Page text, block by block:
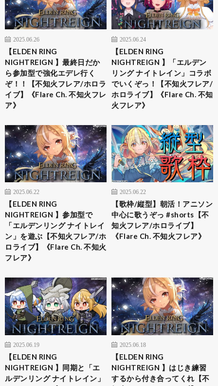
2025.06.26
【ELDEN RING
NIGHTREIGN 】最終日だか
ら参加型で強化エデレ行く
ぞ！！【不知火フレア/ホロラ
イブ】《Flare Ch. 不知火フレ
ア》
2025.06.24
【ELDEN RING
NIGHTREIGN 】「エルデン
リング ナイトレイン」コラボ
でいくぞっ！【不知火フレア/
ホロライブ】《Flare Ch. 不知
火フレア》
2025.06.22
【ELDEN RING
NIGHTREIGN 】参加型で
「エルデンリング ナイトレイ
ン」を遊ぶ【不知火フレア/ホ
ロライブ】《Flare Ch. 不知火
フレア》
2025.06.22
【歌枠/縦型】朝活！アニソン
中心に歌うぞっ #shorts【不
知火フレア/ホロライブ】
《Flare Ch. 不知火フレア》
2025.06.19
【ELDEN RING
NIGHTREIGN 】同期と「エ
ルデンリング ナイトレイン」
2025.06.18
【ELDEN RING
NIGHTREIGN 】はじき練習
するから付き合ってくれ【不